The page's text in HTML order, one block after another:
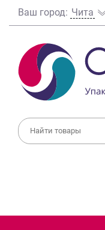
Ваш город: Чита